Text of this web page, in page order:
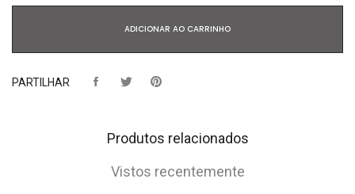
ADICIONAR AO CARRINHO
PARTILHAR
Produtos relacionados
Vistos recentemente